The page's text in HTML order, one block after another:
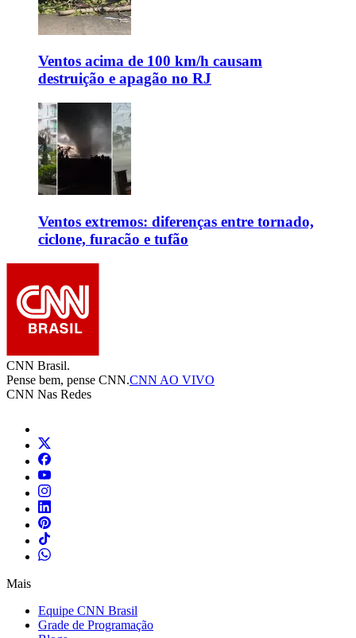
Ventos acima de 100 km/h causam
destruição e apagão no RJ
Ventos extremos: diferenças entre tornado,
ciclone, furacão e tufão
CNN Brasil.
Pense bem, pense CNN.CNN AO VIVO
CNN Nas Redes
Mais
Equipe CNN Brasil
Grade de Programação